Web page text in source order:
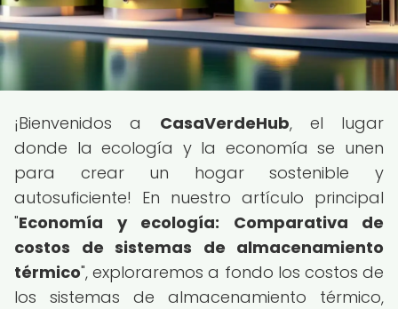
¡Bienvenidos a CasaVerdeHub, el lugar
donde la ecología y la economía se unen
para crear un hogar sostenible y
autosuficiente! En nuestro artículo principal
"Economía y ecología: Comparativa de
costos de sistemas de almacenamiento
térmico", exploraremos a fondo los costos de
los sistemas de almacenamiento térmico,